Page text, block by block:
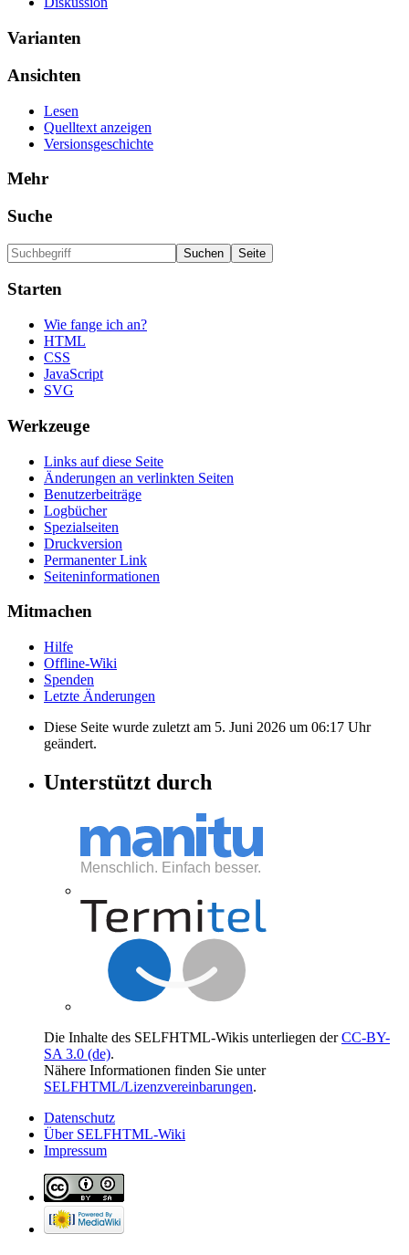
Varianten
Ansichten
Lesen
Quelltext anzeigen
Versionsgeschichte
Mehr
Suche
Starten
Wie fange ich an?
HTML
CSS
JavaScript
SVG
Werkzeuge
Links auf diese Seite
Änderungen an verlinkten Seiten
Benutzerbeiträge
Logbücher
Spezialseiten
Druckversion
Permanenter Link
Seiten­informationen
Mitmachen
Hilfe
Offline-Wiki
Spenden
Letzte Änderungen
Diese Seite wurde zuletzt am 5. Juni 2026 um 06:17 Uhr
geändert.
Unterstützt durch
Die Inhalte des SELFHTML-Wikis unterliegen derCC-BY-
SA 3.0 (de).
Nähere Informationen finden Sie unter
SELFHTML/Lizenzvereinbarungen.
Datenschutz
Über SELFHTML-Wiki
Impressum